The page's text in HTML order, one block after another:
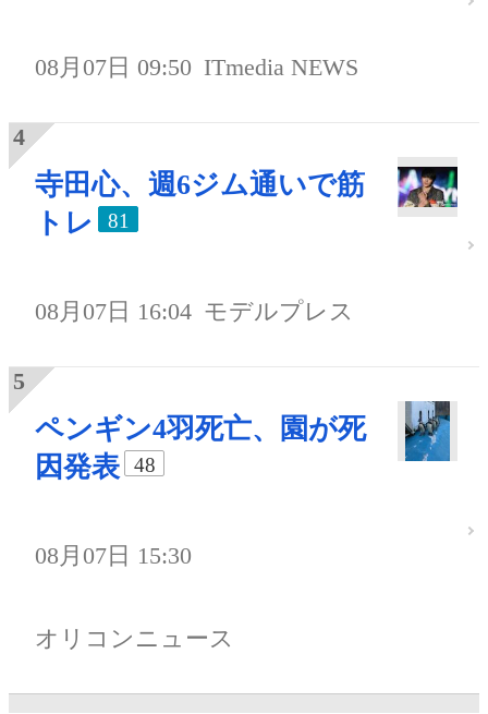
08月07日 09:50 ITmedia NEWS
寺田心、週6ジム通いで筋
トレ
81
08月07日 16:04 モデルプレス
ペンギン4羽死亡、園が死
因発表
48
08月07日 15:30
オリコンニュース